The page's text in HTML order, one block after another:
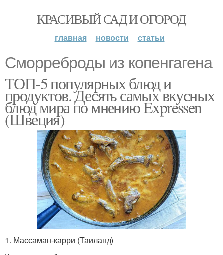
КРАСИВЫЙ САД И ОГОРОД
главная новости статьи
Сморреброды из копенгагена
ТОП-5 популярных блюд и
продуктов. Десять самых вкусных
блюд мира по мнению Expressen
(Швеция)
1. Массаман-карри (Таиланд)